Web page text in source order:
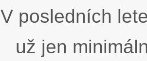
V posledních
už jen